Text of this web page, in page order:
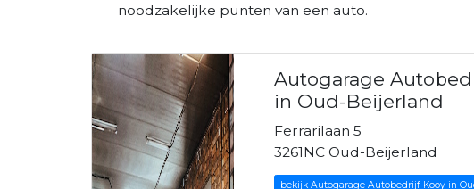
noodzakelijke punten van een auto.
Autogarage
in Oud-Beijerland
Ferrarilaan 5
3261NC Oud-Beijerland
bekijk Autogarage Autobedrijf Kooy in